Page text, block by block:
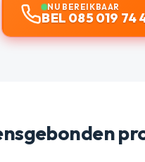
NU BEREIKBAAR
BEL 085 019 74